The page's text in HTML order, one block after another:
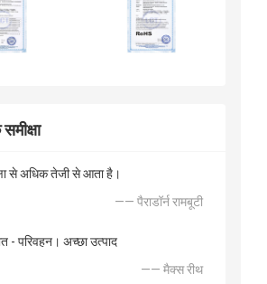
से अधिक तेजी से आता है।
—— पैराडॉर्न रामबूटी
- परिवहन। अच्छा उत्पाद
—— मैक्स रीथ